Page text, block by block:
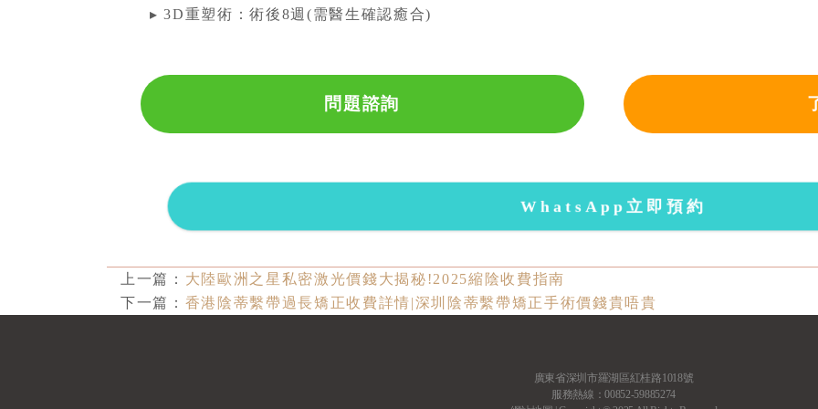
▸ 3D重塑術：術後8週(需醫生確認癒合)
問題諮詢
WhatsApp立即預約
上一篇： 大陸歐洲之星私密激光價錢大揭秘!2025縮陰收費指南
下一篇： 香港陰蒂繫帶過長矯正收費詳情|深圳陰蒂繫帶矯正手術價錢貴唔貴
廣東省深圳市羅湖區紅桂路1018號
服務熱線：00852-59885274